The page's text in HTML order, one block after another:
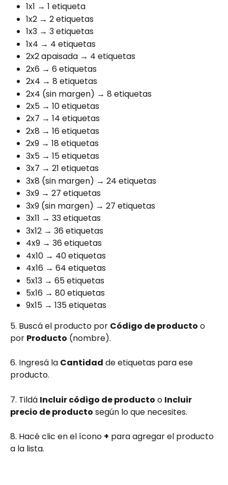
1x1 → 1 etiqueta
1x2 → 2 etiquetas
1x3 → 3 etiquetas
1x4 → 4 etiquetas
2x2 apaisada → 4 etiquetas
2x6 → 6 etiquetas
2x4 → 8 etiquetas
2x4 (sin margen) → 8 etiquetas
2x5 → 10 etiquetas
2x7 → 14 etiquetas
2x8 → 16 etiquetas
2x9 → 18 etiquetas
3x5 → 15 etiquetas
3x7 → 21 etiquetas
3x8 (sin margen) → 24 etiquetas
3x9 → 27 etiquetas
3x9 (sin margen) → 27 etiquetas
3x11 → 33 etiquetas
3x12 → 36 etiquetas
4x9 → 36 etiquetas
4x10 → 40 etiquetas
4x16 → 64 etiquetas
5x13 → 65 etiquetas
5x16 → 80 etiquetas
9x15 → 135 etiquetas
5. Buscá el producto por Código de producto o
por Producto (nombre).
6. Ingresá la Cantidad de etiquetas para ese
producto.
7. Tildá Incluir código de producto o Incluir
precio de producto según lo que necesites.
8. Hacé clic en el ícono + para agregar el producto
a la lista.